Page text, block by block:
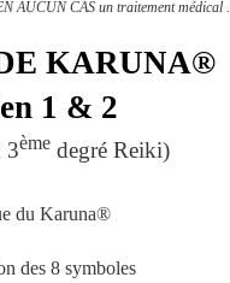
AUCUN CAS un traitement médical .
KARUNA®
1 & 2
3ème degré Reiki)
du Karuna®
des 8 symboles